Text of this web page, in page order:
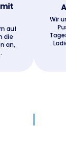
auf
die
an,
Wir